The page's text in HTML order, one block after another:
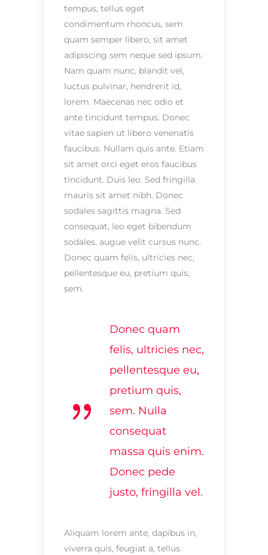
tempus, tellus eget
condimentum rhoncus, sem
quam semper libero, sit amet
adipiscing sem neque sed ipsum.
Nam quam nunc, blandit vel,
luctus pulvinar, hendrerit id,
lorem. Maecenas nec odio et
ante tincidunt tempus. Donec
vitae sapien ut libero venenatis
faucibus. Nullam quis ante. Etiam
sit amet orci eget eros faucibus
tincidunt. Duis leo. Sed fringilla
mauris sit amet nibh. Donec
sodales sagittis magna. Sed
consequat, leo eget bibendum
sodales, augue velit cursus nunc.
Donec quam felis, ultricies nec,
pellentesque eu, pretium quis,
sem.
Donec quam
felis, ultricies nec,
pellentesque eu,
pretium quis,
sem. Nulla
consequat
massa quis enim.
Donec pede
justo, fringilla vel.
Aliquam lorem ante, dapibus in,
viverra quis, feugiat a, tellus.